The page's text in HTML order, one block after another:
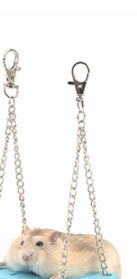
之同意方可使用
本公司不負相關責
戶狀況，依本公司即
本公司將視審查結果
現惡意使用之情形，
採取法律行動。